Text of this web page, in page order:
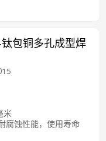
包铜多孔成型焊
米
腐蚀性能，使用寿命